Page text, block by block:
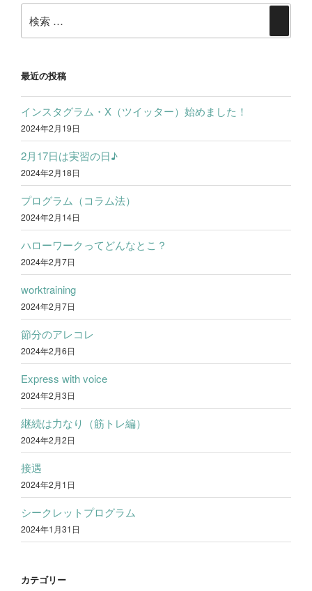
ン
索:
索
最近の投稿
インスタグラム・X（ツイッター）始めました！
2024年2月19日
2月17日は実習の日♪
2024年2月18日
プログラム（コラム法）
2024年2月14日
ハローワークってどんなとこ？
2024年2月7日
worktraining
2024年2月7日
節分のアレコレ
2024年2月6日
Express with voice
2024年2月3日
継続は力なり（筋トレ編）
2024年2月2日
接遇
2024年2月1日
シークレットプログラム
2024年1月31日
カテゴリー